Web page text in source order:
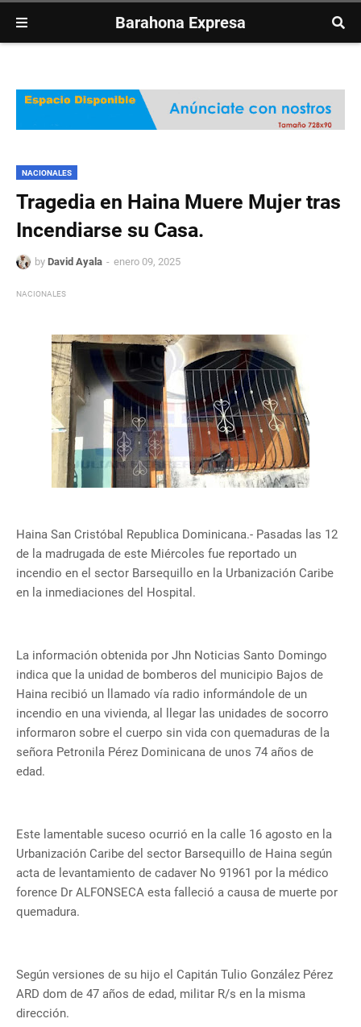
Barahona Expresa
NACIONALES
Tragedia en Haina Muere Mujer tras
Incendiarse su Casa.
by David Ayala enero 09, 2025
NACIONALES
Haina San Cristóbal Republica Dominicana.- Pasadas las 12
de la madrugada de este Miércoles fue reportado un
incendio en el sector Barsequillo en la Urbanización Caribe
en la inmediaciones del Hospital.
La información obtenida por Jhn Noticias Santo Domingo
indica que la unidad de bomberos del municipio Bajos de
Haina recibió un llamado vía radio informándole de un
incendio en una vivienda, al llegar las unidades de socorro
informaron sobre el cuerpo sin vida con quemaduras de la
señora Petronila Pérez Dominicana de unos 74 años de
edad.
Este lamentable suceso ocurrió en la calle 16 agosto en la
Urbanización Caribe del sector Barsequillo de Haina según
acta de levantamiento de cadaver No 91961 por la médico
forence Dr ALFONSECA esta falleció a causa de muerte por
quemadura.
Según versiones de su hijo el Capitán Tulio González Pérez
ARD dom de 47 años de edad, militar R/s en la misma
dirección.